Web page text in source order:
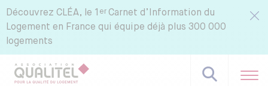
Découvrez CLÉA, le 1 er Carnet d’Information du
Logement en France qui équipe déjà plus 300 000
logements